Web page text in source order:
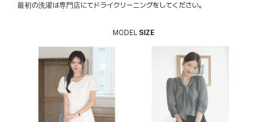
最初の洗濯は専門店にてドライクリーニングをしてください。
MODEL SIZE